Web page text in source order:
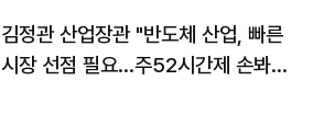
김정관 산업장관 "반도체 산업, 빠른
시장 선점 필요…주52시간제 손봐